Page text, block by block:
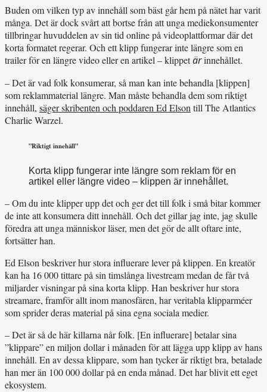
Buden om vilken typ av innehåll som bäst går hem på nätet har varit
många. Det är dock svårt att bortse från att unga mediekonsumenter
tillbringar huvuddelen av sin tid online på videoplattformar där det
korta formatet regerar. Och ett klipp fungerar inte längre som en
trailer för en längre video eller en artikel – klippetärinnehållet.
– Det är vad folk konsumerar, så man kan inte behandla [klippen]
som reklammaterial längre. Man måste behandla dem som riktigt
innehåll, säger skribenten och poddaren Ed Elsontill The Atlantics
Charlie Warzel.
”Riktigt innehåll”
Korta klipp fungerar inte längre som reklam för en
artikel eller längre video – klippen är innehållet.
– Om du inte klipper upp det och ger det till folk i små bitar kommer
de inte att konsumera ditt innehåll. Och det gillar jag inte, jag skulle
föredra att unga människor läser, men det gör de allt oftare inte,
fortsätter han.
Ed Elson beskriver hur stora influerare lever på klippen. En kreatör
kan ha 16 000 tittare på sin timslånga livestream medan de får två
miljarder visningar på sina korta klipp. Han beskriver hur stora
streamare, framför allt inom manosfären, har veritabla klipparméer
som sprider deras material på sina egna sociala medier.
– Det är så de här killarna når folk. [En influerare] betalar sina
”klippare” en miljon dollar i månaden för att lägga upp klipp av hans
innehåll. En av dessa klippare, som han tycker är riktigt bra, betalade
han mer än 100 000 dollar på en enda månad. Det har blivit ett eget
ekosystem.